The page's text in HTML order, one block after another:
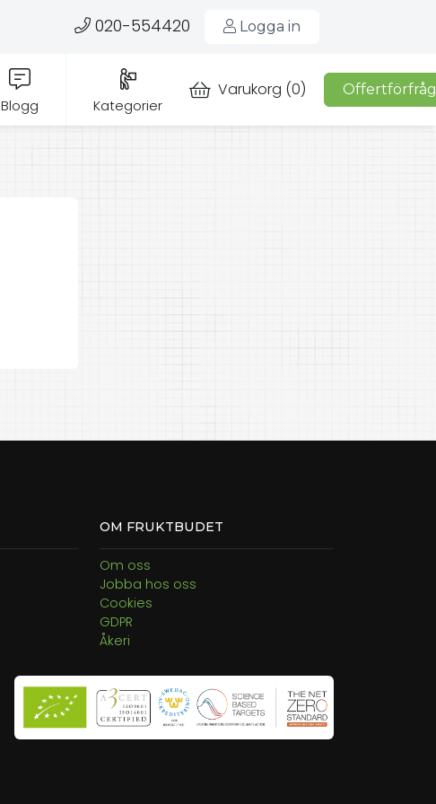
020-554420 Logga in
Blogg Kategorier
Varukorg (0)
OM FRUKTBUDET
Om oss
Jobba hos oss
Cookies
GDPR
Åkeri